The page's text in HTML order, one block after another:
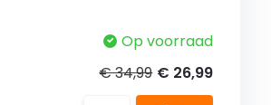
Op voorraad
€ 34,99 € 26,99